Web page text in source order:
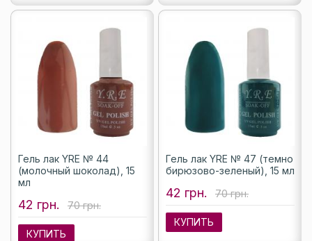
Гель лак YRE № 44
(молочный шоколад), 15
мл
42 грн. 70 грн.
КУПИТЬ
Гель лак YRE № 47 (темно
бирюзово-зеленый), 15 мл
42 грн. 70 грн.
КУПИТЬ